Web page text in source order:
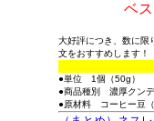
ベ
大好評につき、数に限
文をおすすめします！
●単位 1個（50g）
●商品種別 濃厚クン
●原材料 コーヒー豆